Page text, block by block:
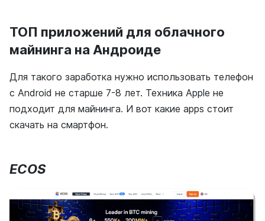
ТОП приложений для облачного
майнинга на Андроиде
Для такого заработка нужно использовать телефон
с Android не старше 7-8 лет. Техника Apple не
подходит для майнинга. И вот какие apps стоит
скачать на смартфон.
ECOS